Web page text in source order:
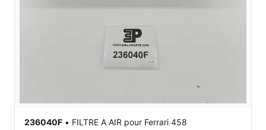
236040F • FILTRE A AIR pour Ferrari 458